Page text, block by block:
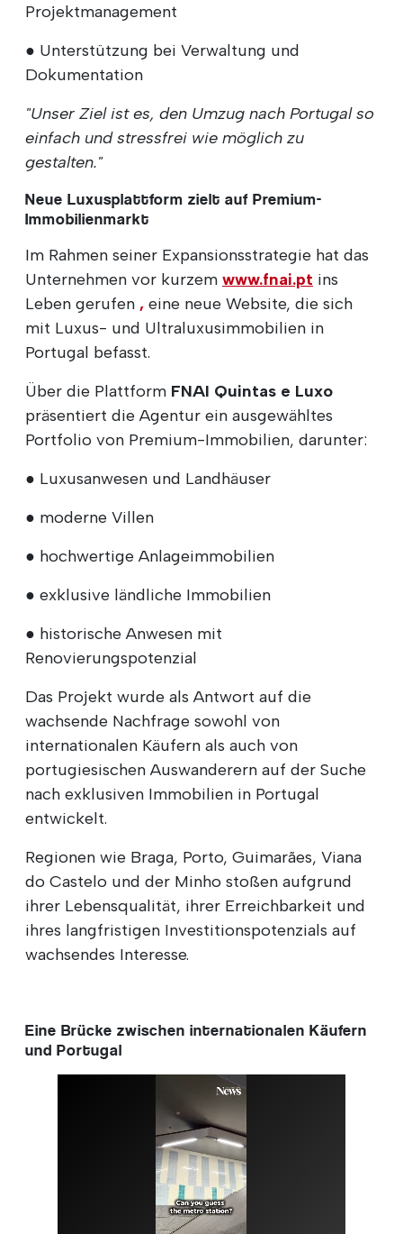
Projektmanagement
● Unterstützung bei Verwaltung und
Dokumentation
"Unser Ziel ist es, den Umzug nach Portugal so
einfach und stressfrei wie möglich zu
gestalten."
Neue Luxusplattform zielt auf Premium-
Immobilienmarkt
Im Rahmen seiner Expansionsstrategie hat das
Unternehmen vor kurzem www.fnai.pt ins
Leben gerufen , eine neue Website, die sich
mit Luxus- und Ultraluxusimmobilien in
Portugal befasst.
Über die Plattform FNAI Quintas e Luxo
präsentiert die Agentur ein ausgewähltes
Portfolio von Premium-Immobilien, darunter:
● Luxusanwesen und Landhäuser
● moderne Villen
● hochwertige Anlageimmobilien
● exklusive ländliche Immobilien
● historische Anwesen mit
Renovierungspotenzial
Das Projekt wurde als Antwort auf die
wachsende Nachfrage sowohl von
internationalen Käufern als auch von
portugiesischen Auswanderern auf der Suche
nach exklusiven Immobilien in Portugal
entwickelt.
Regionen wie Braga, Porto, Guimarães, Viana
do Castelo und der Minho stoßen aufgrund
ihrer Lebensqualität, ihrer Erreichbarkeit und
ihres langfristigen Investitionspotenzials auf
wachsendes Interesse.
Eine Brücke zwischen internationalen Käufern
und Portugal